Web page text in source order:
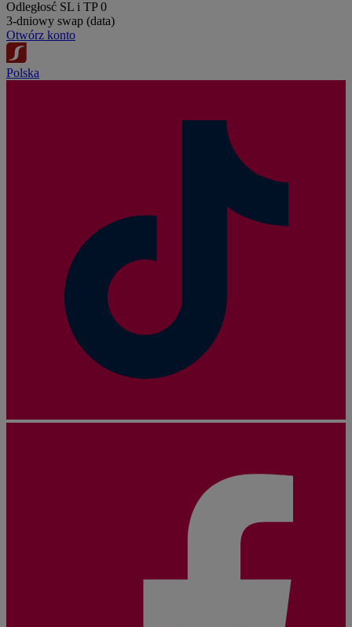
Odległosć SL i TP 0
3-dniowy swap (data)
Otwórz konto
Polska